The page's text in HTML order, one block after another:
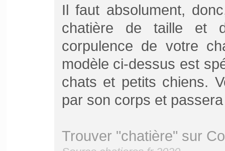
Il faut absolument,
chatière de taille et
corpulence de votre
modèle ci-dessus est
chats et petits chiens.
par son corps et
Trouver "chatière" sur